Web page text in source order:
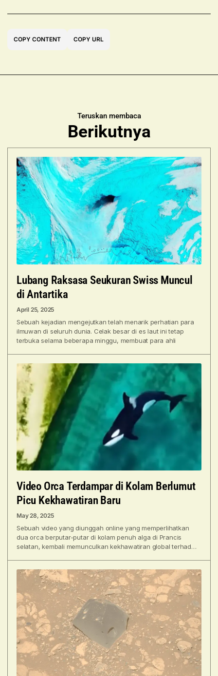
COPY CONTENT COPY URL
Teruskan membaca
Berikutnya
Lubang Raksasa Seukuran Swiss Muncul
di Antartika
April 25, 2025
Sebuah kejadian mengejutkan telah menarik perhatian para
ilmuwan di seluruh dunia. Celak besar di es laut ini tetap
terbuka selama beberapa minggu, membuat para ahli
Video Orca Terdampar di Kolam Berlumut
Picu Kekhawatiran Baru
May 28, 2025
Sebuah video yang diunggah online yang memperlihatkan
dua orca berputar-putar di kolam penuh alga di Prancis
selatan, kembali memunculkan kekhawatiran global terhadap